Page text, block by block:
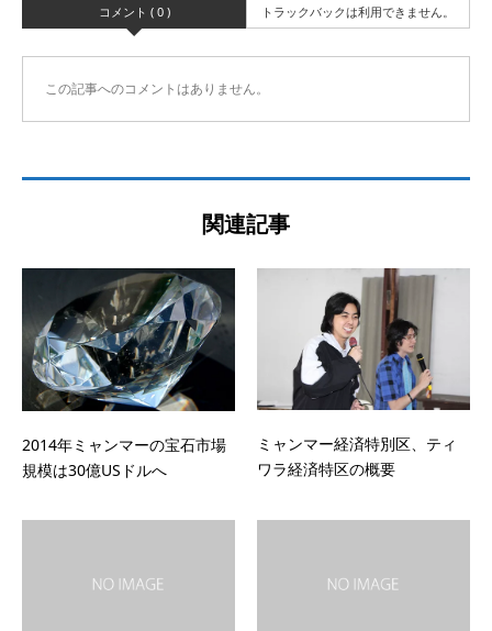
コメント ( 0 ) トラックバックは利用できません。
この記事へのコメントはありません。
関連記事
2014年ミャンマーの宝石市場
規模は30億USドルへ
ミャンマー経済特別区、ティ
ワラ経済特区の概要